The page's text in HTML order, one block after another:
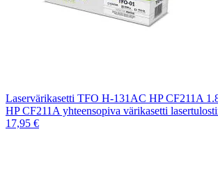
Laservärikasetti TFO H-131AC HP CF211A
HP CF211A yhteensopiva värikasetti
17,95 €